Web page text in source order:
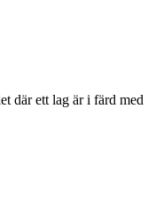
där ett lag är i färd med